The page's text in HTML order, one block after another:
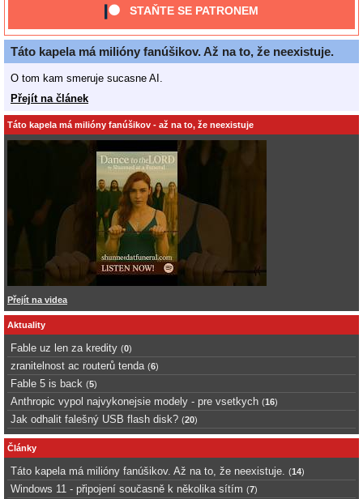
STAŇTE SE PATRONEM
Táto kapela má milióny fanúšikov. Až na to, že neexistuje.
O tom kam smeruje sucasne AI.
Přejít na článek
Táto kapela má milióny fanúšikov - až na to, že neexistuje
Přejít na videa
Aktuality
Fable uz len za kredity (0)
zranitelnost ac routerů tenda (6)
Fable 5 is back (5)
Anthropic vypol najvykonejsie modely - pre vsetkych (16)
Jak odhalit falešný USB flash disk? (20)
Články
Táto kapela má milióny fanúšikov. Až na to, že neexistuje. (14)
Windows 11 - připojení současně k několika sítím (7)